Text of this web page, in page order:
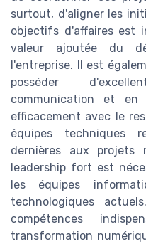
surtout, d'aligner les
objectifs d'affaires est
valeur ajoutée du
l'entreprise. Il est
posséder
communication et en
efficacement avec le
équipes techniques
dernières aux projets
leadership fort est
les équipes
technologiques
compétences
transformation